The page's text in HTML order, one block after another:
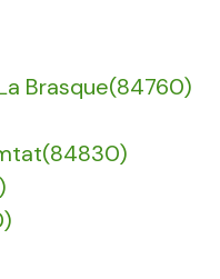
Brasque(84760)